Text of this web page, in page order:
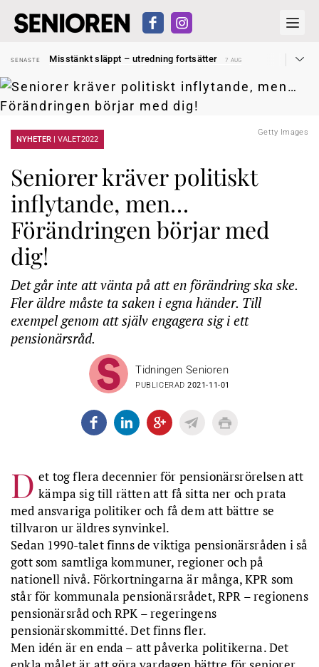
SENASTE
Misstänkt släppt – utredning fortsätter
7 AUG
SENASTE
Kravet: Nu måste 65-årsgränsen bort
30 JUL
Dom öppnar för rätt till garantipension
SENASTE
Snart kan telefonförsäljning förbjudas i Sverige
SENASTE
Liten höjning av garantipensionen
SENASTE
Misstänkt släppt – utredning fortsätter
Getty Images
NYHETER | VALET2022
Seniorer kräver politiskt
inflytande, men…
Förändringen börjar med
dig!
Det går inte att vänta på att en förändring ska ske.
Fler äldre måste ta saken i egna händer. Till
exempel genom att själv engagera sig i ett
pensionärsråd.
Tidningen Senioren
PUBLICERAD2021-11-01
D et tog flera decennier för pensionärsrörelsen att
kämpa sig till rätten att få sitta ner och prata
med ansvariga politiker och få dem att bättre se
tillvaron ur äldres synvinkel.
Sedan 1990-talet finns de viktiga pensionärsråden i så
gott som samtliga kommuner, regioner och på
nationell nivå. Förkortningarna är många, KPR som
står för kommunala pensionärsrådet, RPR – regionens
pensionärsråd och RPK – regeringens
pensionärskommitté. Det finns fler.
Men idén är en enda – att påverka politikerna. Det